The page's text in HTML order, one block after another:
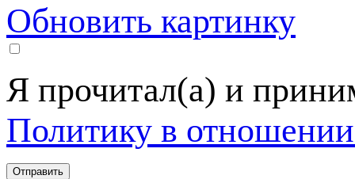
Обновить картинку
Я прочитал(а) и
Политику в